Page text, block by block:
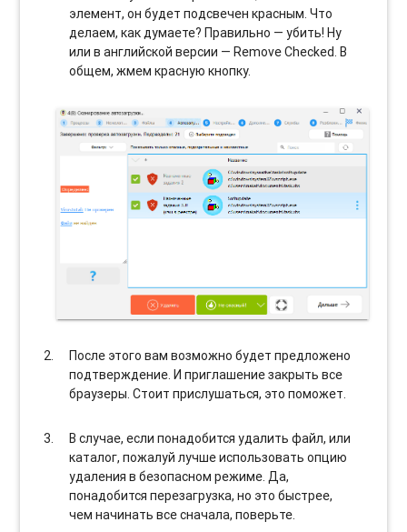
элемент, он будет подсвечен красным. Что
делаем, как думаете? Правильно — убить! Ну
или в английской версии — Remove Checked. В
общем, жмем красную кнопку.
После этого вам возможно будет предложено
подтверждение. И приглашение закрыть все
браузеры. Стоит прислушаться, это поможет.
В случае, если понадобится удалить файл, или
каталог, пожалуй лучше использовать опцию
удаления в безопасном режиме. Да,
понадобится перезагрузка, но это быстрее,
чем начинать все сначала, поверьте.